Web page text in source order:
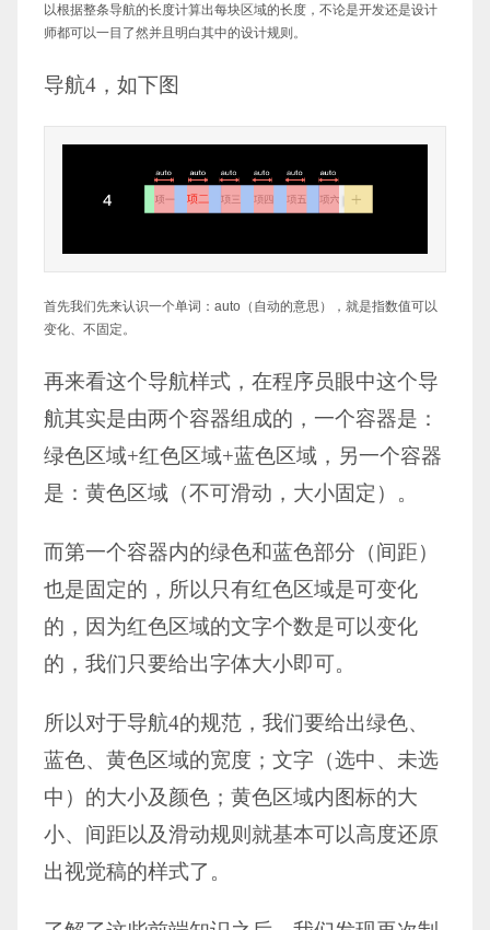
以根据整条导航的长度计算出每块区域的长度，不论是开发还是设计
师都可以一目了然并且明白其中的设计规则。
导航4，如下图
首先我们先来认识一个单词：auto（自动的意思），就是指数值可以
变化、不固定。
再来看这个导航样式，在程序员眼中这个导
航其实是由两个容器组成的，一个容器是：
绿色区域+红色区域+蓝色区域，另一个容器
是：黄色区域（不可滑动，大小固定）。
而第一个容器内的绿色和蓝色部分（间距）
也是固定的，所以只有红色区域是可变化
的，因为红色区域的文字个数是可以变化
的，我们只要给出字体大小即可。
所以对于导航4的规范，我们要给出绿色、
蓝色、黄色区域的宽度；文字（选中、未选
中）的大小及颜色；黄色区域内图标的大
小、间距以及滑动规则就基本可以高度还原
出视觉稿的样式了。